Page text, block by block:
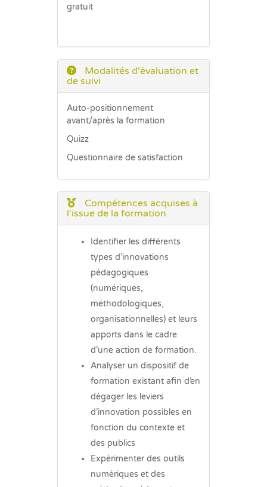
gratuit
Modalités d'évaluation et
de suivi
Auto-positionnement
avant/après la formation
Quizz
Questionnaire de satisfaction
Compétences acquises à
l'issue de la formation
Identifier les différents
types d’innovations
pédagogiques
(numériques,
méthodologiques,
organisationnelles) et leurs
apports dans le cadre
d’une action de formation.
Analyser un dispositif de
formation existant afin d’en
dégager les leviers
d’innovation possibles en
fonction du contexte et
des publics
Expérimenter des outils
numériques et des